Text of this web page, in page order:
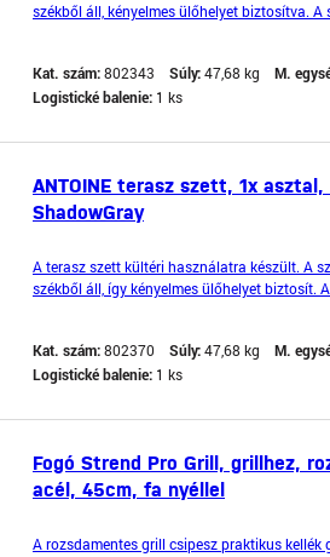
székből áll, kényelmes ülőhelyet biztosítva. A
edzett üvegből készült. Az asztal té
Kat. szám:802343 Súly:47,68 kg M.
Logistické balenie: 1 ks
ANTOINE terasz szett, 1x
ShadowGray
A terasz szett kültéri használatra készült. A
székből áll, így kényelmes ülőhelyet biztosít.
edzett üvegből készült. Az asztal t
Kat. szám:802370 Súly:47,68 kg M.
Logistické balenie: 1 ks
Fogó Strend Pro Grill, grillhez,
acél, 45cm, fa nyéllel
A rozsdamentes grill csipesz praktikus kellék